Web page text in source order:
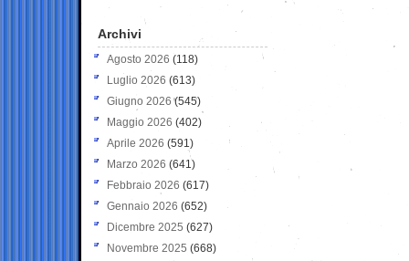
Archivi
Agosto 2026 (118)
Luglio 2026 (613)
Giugno 2026 (545)
Maggio 2026 (402)
Aprile 2026 (591)
Marzo 2026 (641)
Febbraio 2026 (617)
Gennaio 2026 (652)
Dicembre 2025 (627)
Novembre 2025 (668)